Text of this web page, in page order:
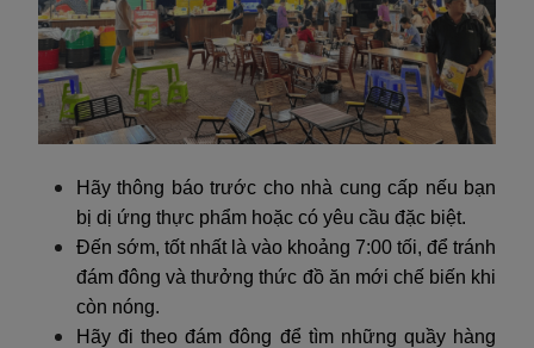
Hãy thông báo trước cho nhà cung cấp nếu bạn
bị dị ứng thực phẩm hoặc có yêu cầu đặc biệt.
Đến sớm, tốt nhất là vào khoảng 7:00 tối, để tránh
đám đông và thưởng thức đồ ăn mới chế biến khi
còn nóng.
Hãy đi theo đám đông để tìm những quầy hàng